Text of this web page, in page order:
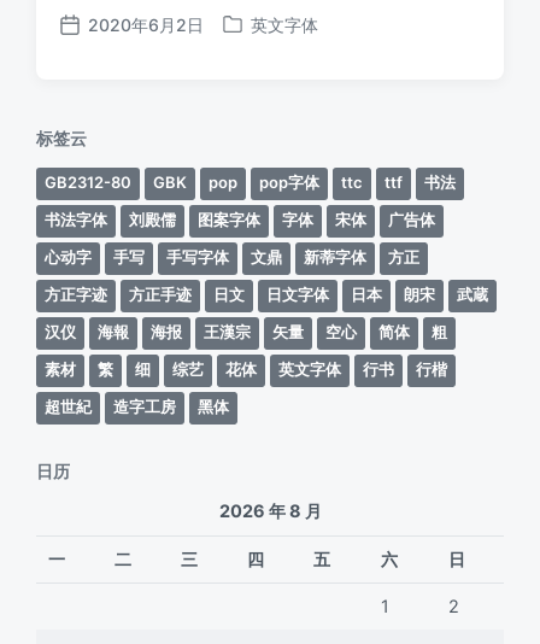
发
2020年6月2日
发
英文字体
标签云
GB2312-80 GBK pop pop字体 ttc ttf
书法
书法字体
刘殿儒 图案字体 字体 宋体
广告体
心动字
手写 手写字体 文鼎 新蒂字体
方正
方正字迹
方正手迹 日文 日文字体 日本 朗宋
武蔵
汉仪
海報 海报 王漢宗 矢量 空心 简体
粗
素材
繁 细 综艺 花体 英文字体 行书
行楷
超世紀
造字工房 黑体
日历
2026 年 8 月
一 二 三 四 五 六 日
1 2